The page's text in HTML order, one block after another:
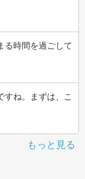
る時間を過ごして
すね。まずは、こ
もっと見る